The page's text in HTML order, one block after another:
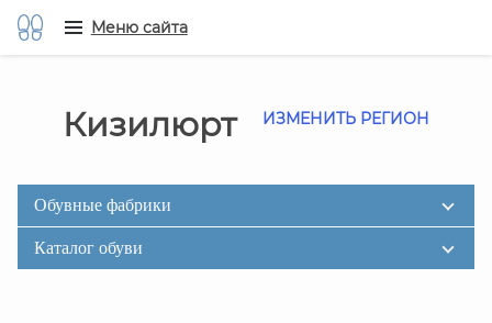
Меню сайта
Кизилюрт ИЗМЕНИТЬ РЕГИОН
Обувные фабрики
Каталог обуви